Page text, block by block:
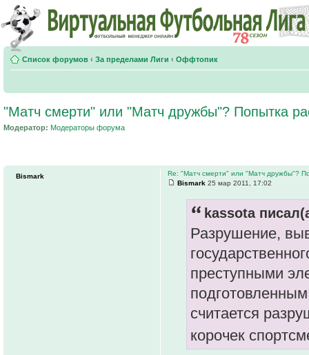
Список форумов ‹ За пределами Лиги ‹ Оффтопик
"Матч смерти" или "Матч дружбы"? Попытка
Модератор: Модераторы форума
Re: "Матч смерти" или "Матч дружбы"?
Bismark 25 мар 2011, 17:02
kassota
Разрушение,
преступными
считается
корочек
Bismark